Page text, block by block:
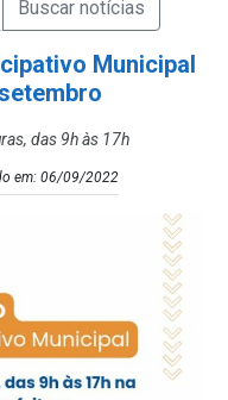
Municipal
das 9h às 17h
em: 06/09/2022